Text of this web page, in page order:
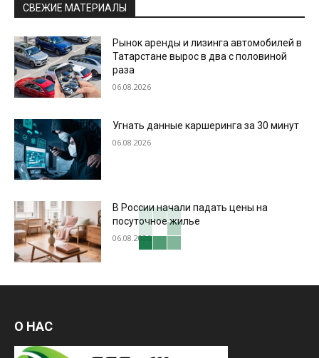
СВЕЖИЕ МАТЕРИАЛЫ
Рынок аренды и лизинга автомобилей в
Татарстане вырос в два с половиной
раза
06.08.2026
Угнать данные каршеринга за 30 минут
06.08.2026
В России начали падать цены на
посуточное жилье
06.08.2026
О НАС